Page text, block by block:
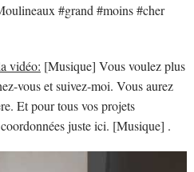
#grand #moins #cher
vidéo: [Musique] Vous voulez plus
vous et suivez-moi. Vous aurez
Et pour tous vos projets
juste ici. [Musique] .